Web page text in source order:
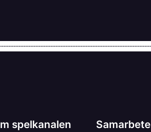
spelkanalen Samarbete